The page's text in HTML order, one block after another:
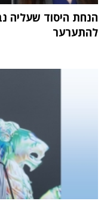
הנחת היסוד שעליה
להתערער